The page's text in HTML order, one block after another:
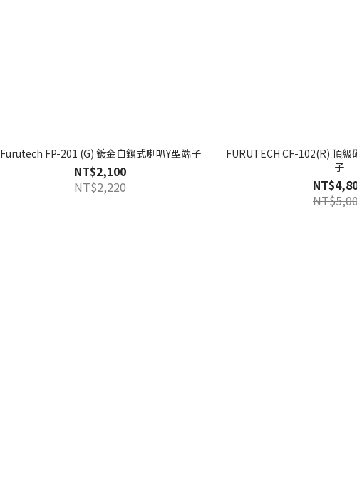
Furutech FP-201 (G) 鍍金自鎖式喇叭Y型端子
NT$2,100
NT$2,220
FURUTECH CF-102(R) 頂級
子